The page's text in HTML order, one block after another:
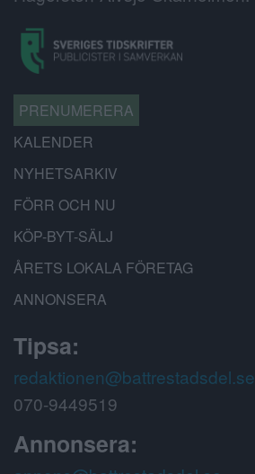
PRENUMERERA
KALENDER
NYHETSARKIV
FÖRR OCH NU
KÖP-BYT-SÄLJ
ÅRETS LOKALA FÖRETAG
ANNONSERA
Tipsa:
redaktionen@battrestadsdel.se
070-9449519
Annonsera: